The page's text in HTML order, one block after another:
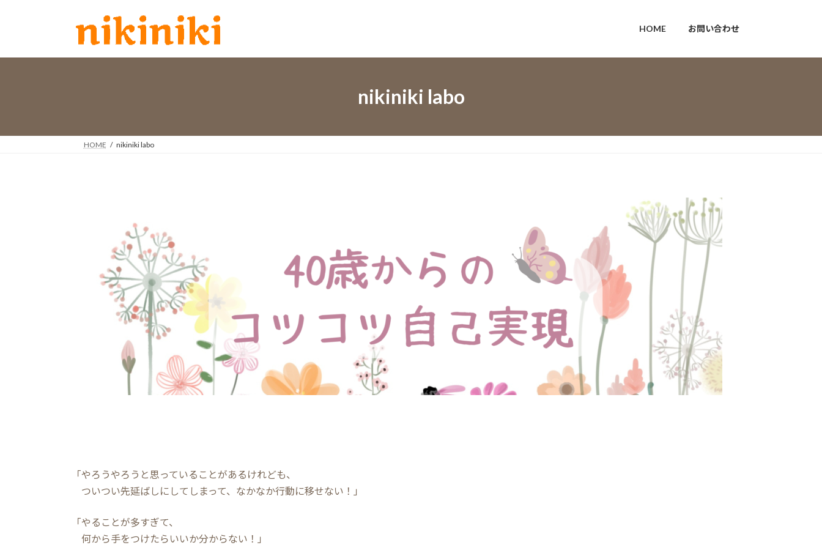
プ
動
HOME お問い合わせ
nikiniki labo
HOME nikiniki labo
「やろうやろうと思っていることがあるけれども、
ついつい先延ばしにしてしまって、なかなか行動に移せない！」
「やることが多すぎて、
何から手をつけたらいいか分からない！」